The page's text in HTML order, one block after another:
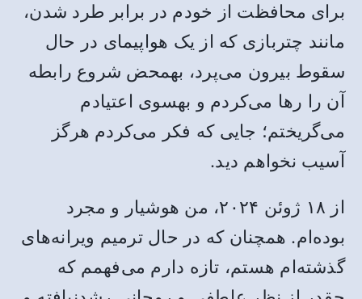
برای محافظت از خودم در برابر طرد شدن،
مانند چتربازی که از یک هواپیمای در حال
سقوط بیرون می‌پرد، بهمحض شروع رابطه
آن را رها می‌کردم و بهسوی اعتیادم
می‌گریختم؛ جایی که فکر می‌کردم هرگز
آسیب نخواهم دید.
از ۱۸ ژوئن ۲۰۲۴، من هوشیار و مجرد
بوده‌ام. همچنان که در حال ترمیم ویرانه‌های
گذشته‌ام هستم، تازه دارم می‌فهمم که